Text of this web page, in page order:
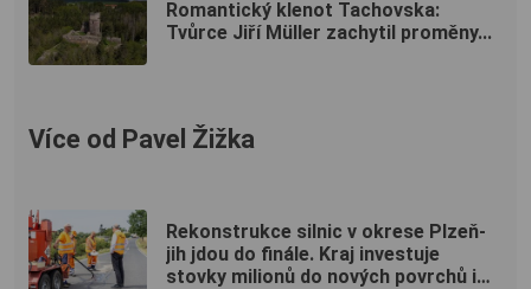
Romantický klenot Tachovska:
Tvůrce Jiří Müller zachytil proměny...
Více od Pavel Žižka
Rekonstrukce silnic v okrese Plzeň-
jih jdou do finále. Kraj investuje
stovky milionů do nových povrchů i